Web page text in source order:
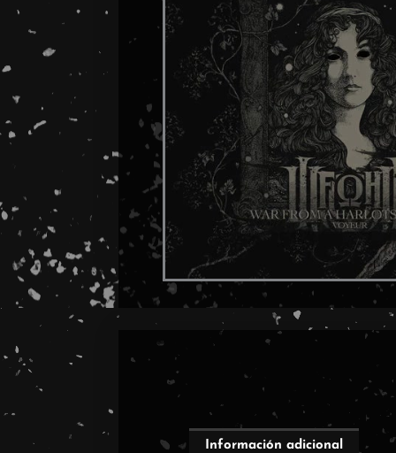
Información adicional